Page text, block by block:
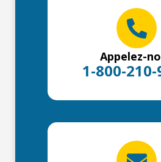
Appelez-
1-800-210-